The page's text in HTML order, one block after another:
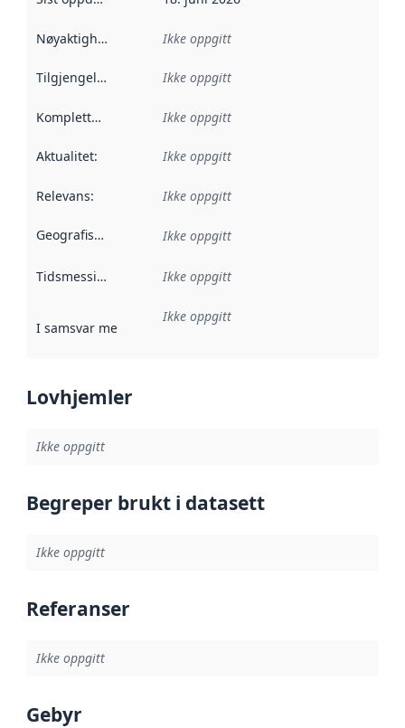
Nøyaktighet Ikke oppgitt
Tilgjengelighet Ikke oppgitt
Kompletthet Ikke oppgitt
Aktualitet: Ikke oppgitt
Relevans: Ikke oppgitt
Geografisk avgrensning :
Ikke oppgitt
Tidsmessig avgrensning :
Ikke oppgitt
I samsvar med Referanse til en implementasjonsregel
Ikke oppgitt
Lovhjemler
Ikke oppgitt
Begreper brukt i datasett
Ikke oppgitt
Referanser
Ikke oppgitt
Gebyr